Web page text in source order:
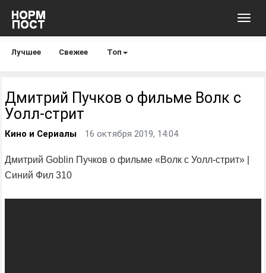
Лучшее Свежее Топ
Дмитрий Пучков о фильме Волк с
Уолл-стрит
Кино и Сериалы 16 октября 2019, 14:04
Дмитрий Goblin Пучков о фильме «Волк с Уолл-стрит» |
Синий Фил 310